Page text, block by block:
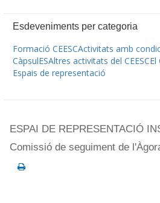
Esdeveniments per categoria
Formació CEESCActivitats amb
CàpsulESAltres activitats del CEESCEl
Espais de representació
ESPAI DE REPRESENTACIÓ
Comissió de seguiment de